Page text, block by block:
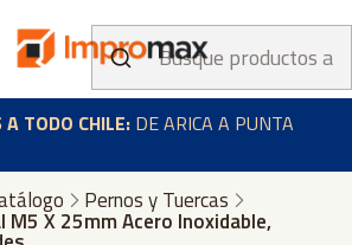
A TODO CHILE: DE ARICA A PUNTA
Pernos y Tuercas
M5 X 25mm Acero Inoxidable,